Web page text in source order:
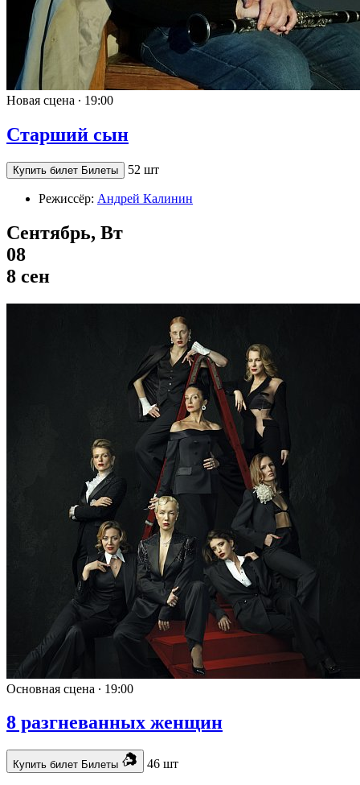
Новая сцена ∙ 19:00
Старший сын
Купить билет Билеты 52 шт
Режиссёр: Андрей Калинин
Сентябрь, Вт
08
8 сен
Основная сцена ∙ 19:00
8 разгневанных женщин
Купить билет Билеты 46 шт